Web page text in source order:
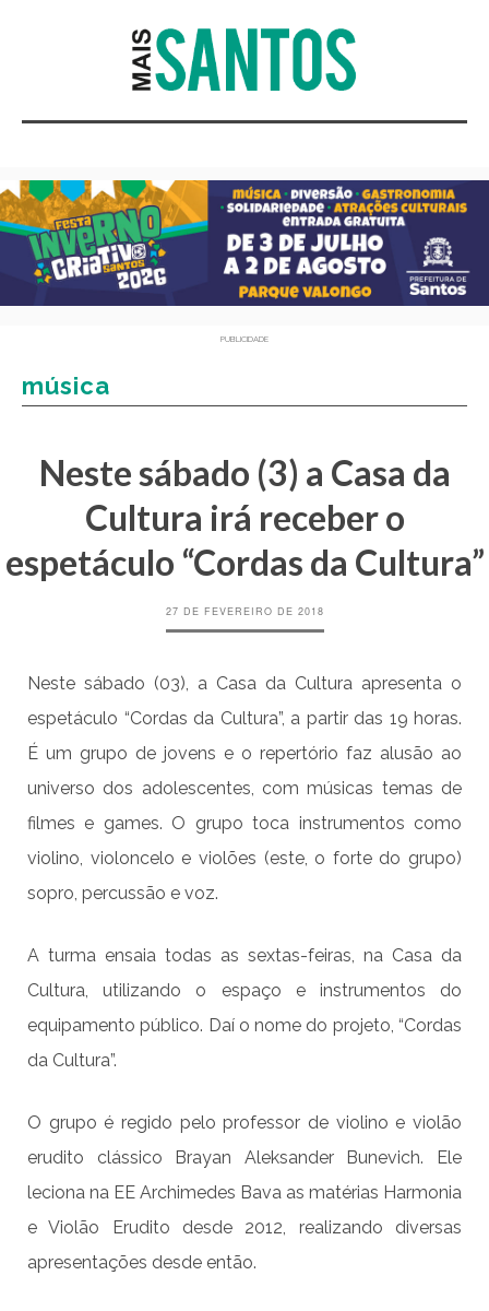
PUBLICIDADE
música
Neste sábado (3) a Casa da
Cultura irá receber o
espetáculo “Cordas da Cultura”
27 DE FEVEREIRO DE 2018
Neste sábado (03), a Casa da Cultura apresenta o
espetáculo “Cordas da Cultura”, a partir das 19 horas.
É um grupo de jovens e o repertório faz alusão ao
universo dos adolescentes, com músicas temas de
filmes e games. O grupo toca instrumentos como
violino, violoncelo e violões (este, o forte do grupo)
sopro, percussão e voz.
A turma ensaia todas as sextas-feiras, na Casa da
Cultura, utilizando o espaço e instrumentos do
equipamento público. Daí o nome do projeto, “Cordas
da Cultura”.
O grupo é regido pelo professor de violino e violão
erudito clássico Brayan Aleksander Bunevich. Ele
leciona na EE Archimedes Bava as matérias Harmonia
e Violão Erudito desde 2012, realizando diversas
apresentações desde então.